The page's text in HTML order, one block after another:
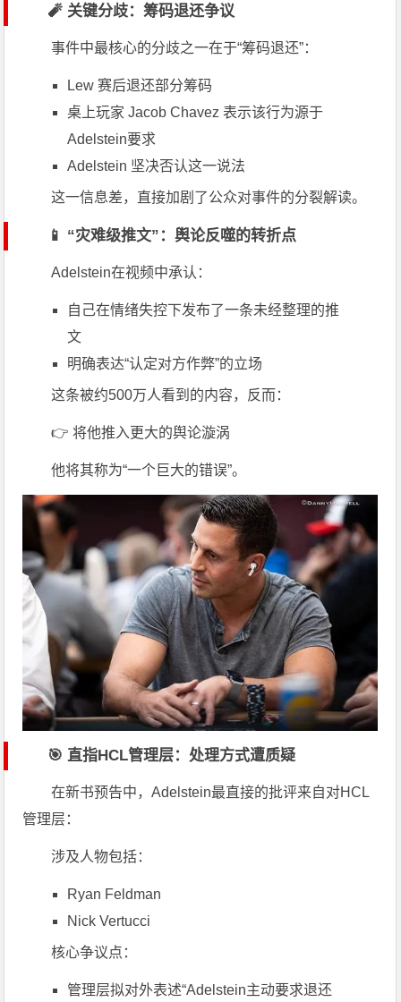
🧨 关键分歧：筹码退还争议
事件中最核心的分歧之一在于“筹码退还”：
Lew 赛后退还部分筹码
桌上玩家 Jacob Chavez 表示该行为源于
Adelstein要求
Adelstein 坚决否认这一说法
这一信息差，直接加剧了公众对事件的分裂解读。
📱 “灾难级推文”：舆论反噬的转折点
Adelstein在视频中承认：
自己在情绪失控下发布了一条未经整理的推
文
明确表达“认定对方作弊”的立场
这条被约500万人看到的内容，反而：
👉 将他推入更大的舆论漩涡
他将其称为“一个巨大的错误”。
🎯 直指HCL管理层：处理方式遭质疑
在新书预告中，Adelstein最直接的批评来自对HCL
管理层：
涉及人物包括：
Ryan Feldman
Nick Vertucci
核心争议点：
管理层拟对外表述“Adelstein主动要求退还